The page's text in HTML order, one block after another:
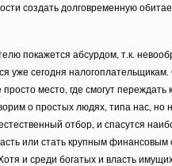
создать долговременную
покажется абсурдом, т.к.
уже сегодня налогоплательщикам.
место, где смогут переждать
о простых людях, типа нас, но
отбор, и спасутся
или стать крупным финансовым
и среди богатых и власть